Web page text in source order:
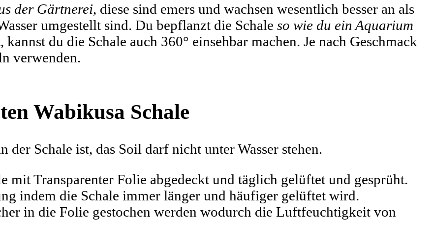
der Gärtnerei, diese sind emers und wachsen wesentlich besser an als
umgestellt sind. Du bepflanzt die Schale so wie du ein Aquarium
kannst du die Schale auch 360° einsehbar machen. Je nach Geschmack
verwenden.
Wabikusa Schale
Schale ist, das Soil darf nicht unter Wasser stehen.
mit Transparenter Folie abgedeckt und täglich gelüftet und gesprüht.
indem die Schale immer länger und häufiger gelüftet wird.
in die Folie gestochen werden wodurch die Luftfeuchtigkeit von